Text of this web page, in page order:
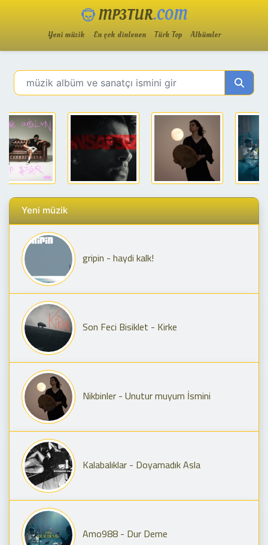
MP3TUR.COM
Yeni müzik En çok dinlenen Türk Top Albümler
Yeni müzik
gripin - haydi kalk!
Son Feci Bisiklet - Kirke
Nikbinler - Unutur muyum İsmini
Kalabalıklar - Doyamadık Asla
Amo988 - Dur Deme